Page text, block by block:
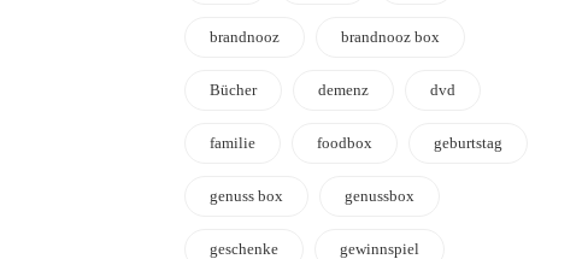
brandnooz brandnooz box
Bücher demenz dvd
familie foodbox geburtstag
genuss box genussbox
geschenke gewinnspiel